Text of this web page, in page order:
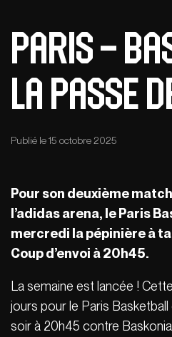
Paris –
la passe
Publié le 15 octobre 2025
Pour son deuxième
l’adidas arena, le Paris
mercredi la pépinière à
Coup d’envoi à 20h45.
La semaine est lancée !
jours pour le Paris
soir à 20h45 contre Baskonia.